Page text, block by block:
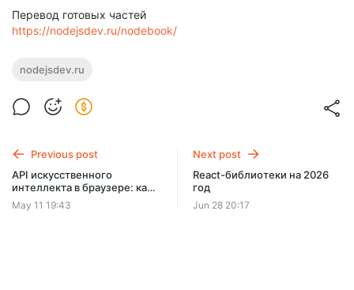
Перевод готовых частей
https://nodejsdev.ru/nodebook/
nodejsdev.ru
Previous post
API искусственного
интеллекта в браузере: как
использовать Built-in AI в
Chrome в реальном вебе
May 11 19:43
Next post
React-библиотеки на 2026
год
Jun 28 20:17